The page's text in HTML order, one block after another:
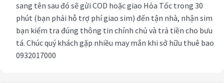
sang tên sau đó sẽ gửi COD hoặc giao Hỏa Tốc trong 30
phút (bạn phải hỗ trợ phí giao sim) đến tận nhà, nhận sim
bạn kiểm tra đúng thông tin chính chủ và trả tiền cho bưu
tá. Chúc quý khách gặp nhiều may mắn khi sở hữu thuê bao
0932017000